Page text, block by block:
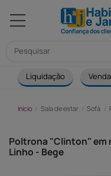
Liquidação
Início Sala de estar Sofá
Poltrona "Clinton" em
Linho - Bege